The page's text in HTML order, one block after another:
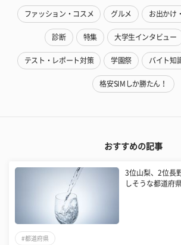
ファッション・コスメ グルメ お出かけ
診断 特集 大学生インタビュー
テスト・レポート対策 学園祭 バイト知
格安SIMしか勝たん！
おすすめの記事
3位山梨、2位長
しそうな都道府
#都道府県